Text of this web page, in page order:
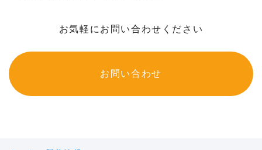
お気軽にお問い合わせください
お問い合わせ